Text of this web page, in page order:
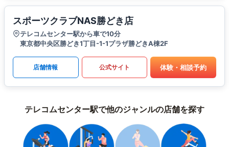
スポーツクラブNAS勝どき店
テレコムセンター駅から車で10分
東京都中央区勝どき1丁目-1-1プラザ勝どきA棟2F
店舗情報 公式サイト 体験・相談予約
テレコムセンター駅で他のジャンルの店舗を探す